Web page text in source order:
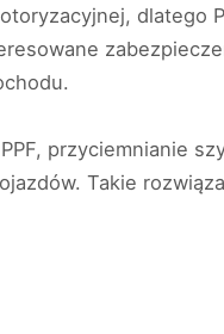
dlatego
przyciemnianie
Takie